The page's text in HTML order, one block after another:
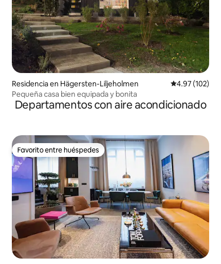
Residencia en Hägersten-Liljeholmen Calificación
4.97 (102)
Pequeña casa bien equipada y bonita
Departamentos con aire acondicionado
Favorito entre huéspedes
Favorito entre huéspedes